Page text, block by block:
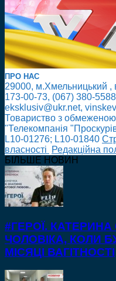
ПРО НАС
29000, м.Хмельницький ,
173-00-73, (067) 380-
eksklusiv@ukr.net,
Товариство з обмеженою
"Телекомпанія
L10-01276; L10-01840
власності
Редакційна
БІЛЬШЕ НОВИН
#ГЕРОЇ.
ЧОЛОВІКА, КОЛИ
МІСЯЦІ ВАГІТНОСТІ